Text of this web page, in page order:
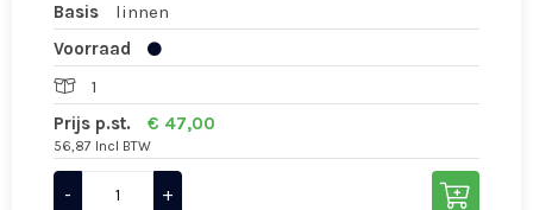
Basis
linnen
Voorraad
1
Prijs p.st.
€ 47,00
56,87 Incl BTW
- +